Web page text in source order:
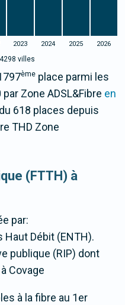
2023 2024 2025 2026
villes
ème place parmi les
Zone ADSL&Fibre en
618 places depuis
THD Zone
(FTTH) à
par:
Débit (ENTH).
publique (RIP) dont
Covage
à la fibre au 1er